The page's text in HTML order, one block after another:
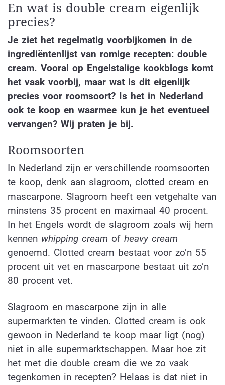
En wat is double cream eigenlijk
precies?
Je ziet het regelmatig voorbijkomen in de
ingrediëntenlijst van romige recepten: double
cream. Vooral op Engelstalige kookblogs komt
het vaak voorbij, maar wat is dit eigenlijk
precies voor roomsoort? Is het in Nederland
ook te koop en waarmee kun je het eventueel
vervangen? Wij praten je bij.
Roomsoorten
In Nederland zijn er verschillende roomsoorten
te koop, denk aan slagroom, clotted cream en
mascarpone. Slagroom heeft een vetgehalte van
minstens 35 procent en maximaal 40 procent.
In het Engels wordt de slagroom zoals wij hem
kennen whipping cream of heavy cream
genoemd. Clotted cream bestaat voor zo’n 55
procent uit vet en mascarpone bestaat uit zo’n
80 procent vet.
Slagroom en mascarpone zijn in alle
supermarkten te vinden. Clotted cream is ook
gewoon in Nederland te koop maar ligt (nog)
niet in alle supermarktschappen. Maar hoe zit
het met die double cream die we zo vaak
tegenkomen in recepten? Helaas is dat niet in